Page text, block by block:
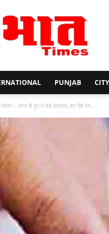
Prabhat
PUNJAB
– आज से हुए ये बड़े बदलाव, हर जेब पर...